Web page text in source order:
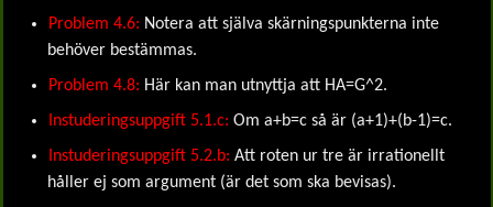
Problem 4.6: Notera att själva skärningspunkterna inte
behöver bestämmas.
Problem 4.8: Här kan man utnyttja att HA=G^2.
Instuderingsuppgift 5.1.c: Om a+b=c så är (a+1)+(b-1)=c.
Instuderingsuppgift 5.2.b: Att roten ur tre är irrationellt
håller ej som argument (är det som ska bevisas).